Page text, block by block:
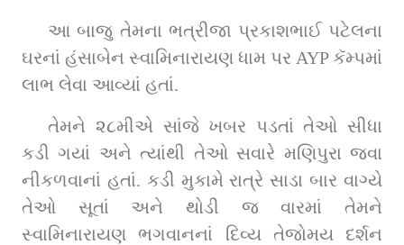
આ બાજુ તેમના ભત્રીજા પ્રકાશભાઈ પટેલના
ઘરનાં હંસાબેન સ્વામિનારાયણ ધામ પર AYP કૅમ્પમાં
લાભ લેવા આવ્યાં હતાં.
તેમને ૨૮મીએ સાંજે ખબર પડતાં તેઓ સીધા
કડી ગયાં અને ત્યાંથી તેઓ સવારે મણિપુરા જવા
નીકળવાનાં હતાં. કડી મુકામે રાત્રે સાડા બાર વાગ્યે
તેઓ સૂતાં અને થોડી જ વારમાં તેમને
સ્વામિનારાયણ ભગવાનનાં દિવ્ય તેજોમય દર્શન